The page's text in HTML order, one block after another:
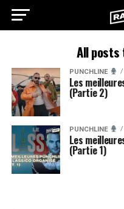
All posts
PUNCHLINE
Les
(Partie 2)
PUNCHLINE
Les
(Partie 1)